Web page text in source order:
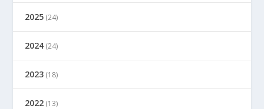
2025 (24)
2024 (24)
2023 (18)
2022 (13)